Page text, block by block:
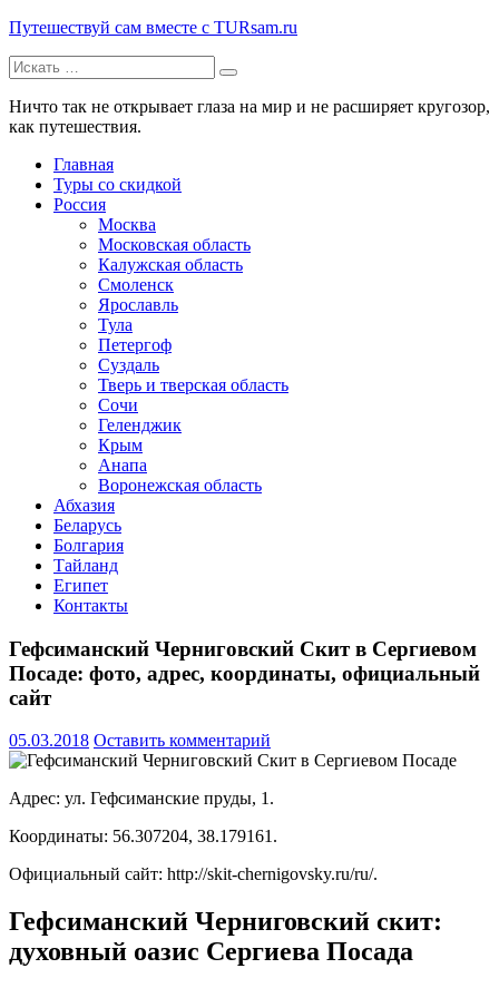
Путешествуй сам вместе с TURsam.ru
Путешествуй и узнавай новые места вместе с нами.
Искать:
Ничто так не открывает глаза на мир и не расширяет кругозор,
как путешествия.
Главная
Туры со скидкой
Россия
Москва
Московская область
Калужская область
Смоленск
Ярославль
Тула
Петергоф
Суздаль
Тверь и тверская область
Сочи
Геленджик
Крым
Анапа
Воронежская область
Абхазия
Беларусь
Болгария
Тайланд
Египет
Контакты
Гефсиманский Черниговский Скит в Сергиевом
Посаде: фото, адрес, координаты, официальный
сайт
05.03.2018 Оставить комментарий
Адрес: ул. Гефсиманские пруды, 1.
Координаты: 56.307204, 38.179161.
Официальный сайт: http://skit-chernigovsky.ru/ru/.
Гефсиманский Черниговский скит:
духовный оазис Сергиева Посада